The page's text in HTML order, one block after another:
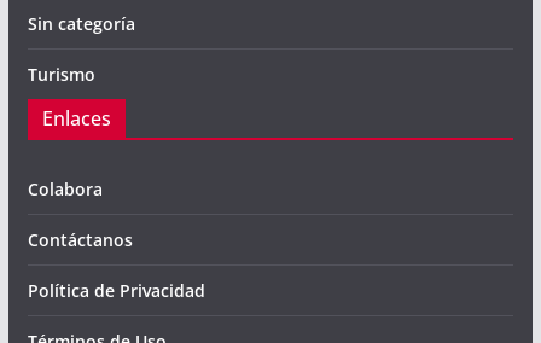
Sin categoría
Turismo
Enlaces
Colabora
Contáctanos
Política de Privacidad